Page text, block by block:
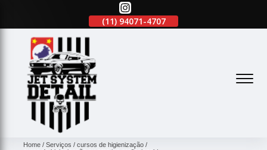
(11) 94071-4707 (11)
Home Serviços
cursos de higienização